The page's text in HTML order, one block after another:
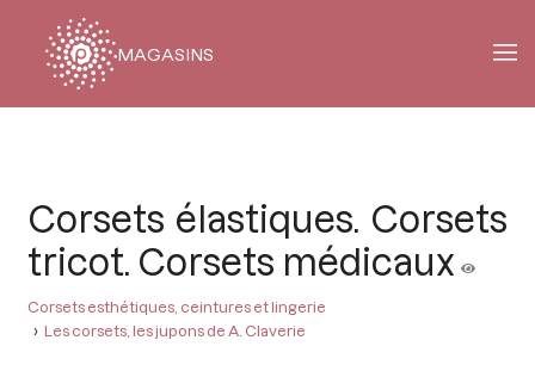
MAGASINS
Corsets élastiques. Corsets
tricot. Corsets médicaux
Corsets esthétiques, ceintures et lingerie
Les corsets, les jupons de A. Claverie